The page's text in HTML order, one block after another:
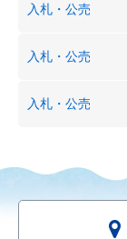
入札・公売
入札・公売
入札・公売